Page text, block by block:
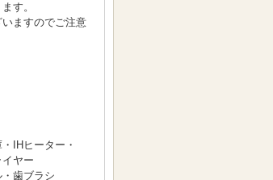
す。
ますのでご注意
IHヒーター・
ヤー
歯ブラシ